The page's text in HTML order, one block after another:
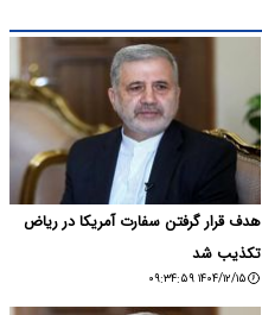
هدف قرار گرفتن سفارت آمریکا در ریاض
تکذیب شد
۱۴۰۴/۱۲/۱۵ ۰۹:۳۴:۵۹